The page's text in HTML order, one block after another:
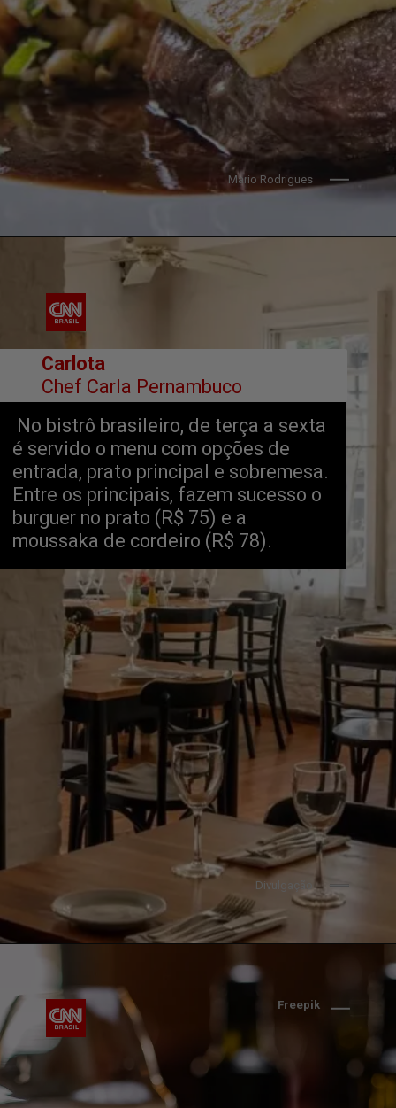
Mario Rodrigues
No bistrô brasileiro, de terça a sexta
é servido o menu com opções de
entrada, prato principal e sobremesa.
Entre os principais, fazem sucesso o
burguer no prato (R$ 75) e a
moussaka de cordeiro (R$ 78).
Divulgação
Carlota
Chef Carla Pernambuco
Freepik